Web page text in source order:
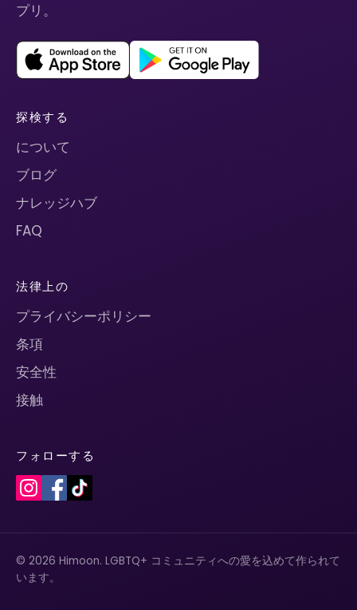
プリ。
探検する
について
ブログ
ナレッジハブ
FAQ
法律上の
プライバシーポリシー
条項
安全性
接触
フォローする
© 2026 Himoon. LGBTQ+ コミュニティへの愛を込めて作られて
います。